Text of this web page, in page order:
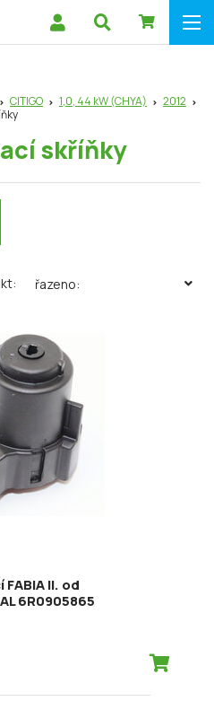
CITIGO 1,0, 44 kW (CHYA)
2012
skříňky
řazeno:
II. od
6R0905865